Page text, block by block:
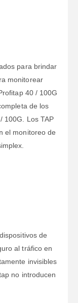
para brindar
monitorear
40 / 100G
de los
100G. Los TAP
el monitoreo de
de
al tráfico en
invisibles
no introducen